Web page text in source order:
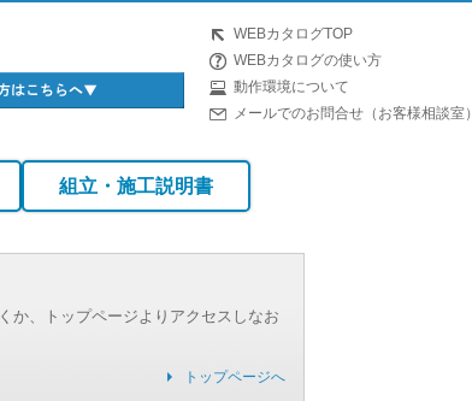
WEBカタログTOP
WEBカタログの使い方
動作環境について
メールでのお問合せ（お客様相談室）
組立・施工説明書
か、トップページよりアクセスしなお
トップページへ